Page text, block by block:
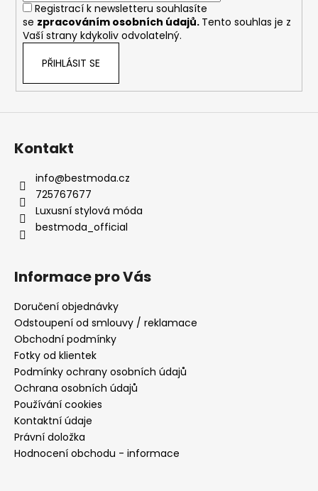
Registrací k newsletteru souhlasíte
se zpracováním osobních údajů. Tento souhlas je z
Vaší strany kdykoliv odvolatelný.
PŘIHLÁSIT SE
Kontakt
info@bestmoda.cz
725767677
Luxusní stylová móda
bestmoda_official
Informace pro Vás
Doručení objednávky
Odstoupení od smlouvy / reklamace
Obchodní podmínky
Fotky od klientek
Podmínky ochrany osobních údajů
Ochrana osobních údajů
Používání cookies
Kontaktní údaje
Právní doložka
Hodnocení obchodu - informace